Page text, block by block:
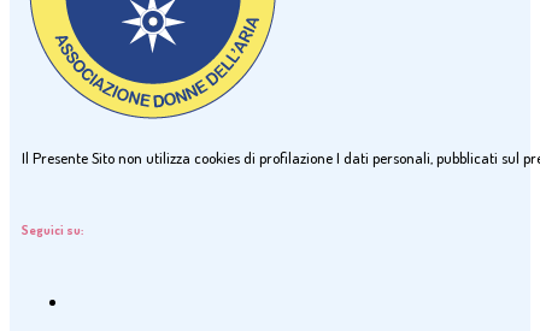
Il Presente Sito non utilizza cookies di profilazione I dati personali, pubblicati sul
Seguici su: